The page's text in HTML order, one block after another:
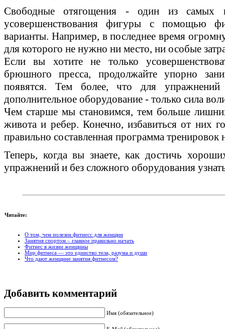
Свободные отягощения - один из самых
усовершенствования фигуры с помощью
варианты. Например, в последнее время
для которого не нужно ни место, ни особые
Если вы хотите не только
брюшного пресса, продолжайте упорно
появятся. Тем более, что для
дополнительное оборудование - только сила
Чем старше мы становимся, тем больше
живота и ребер. Конечно, избавиться от них
правильно составленная программа тренировок
Теперь, когда вы знаете, как достичь
упражнений и без сложного оборудования
Читайте:
О том, чем полезен фитнесс для женщин
Занятия спортом – главное правильно начать
Фитнес в жизни женщины
Мир фитнеса — это единство тела, разума и души
Что дают женщине занятия фитнесом?
Добавить комментарий
Имя (обязательное)